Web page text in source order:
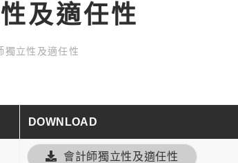
及適任性
獨立性及適任性
DOWNLOAD
會計師獨立性及適任性